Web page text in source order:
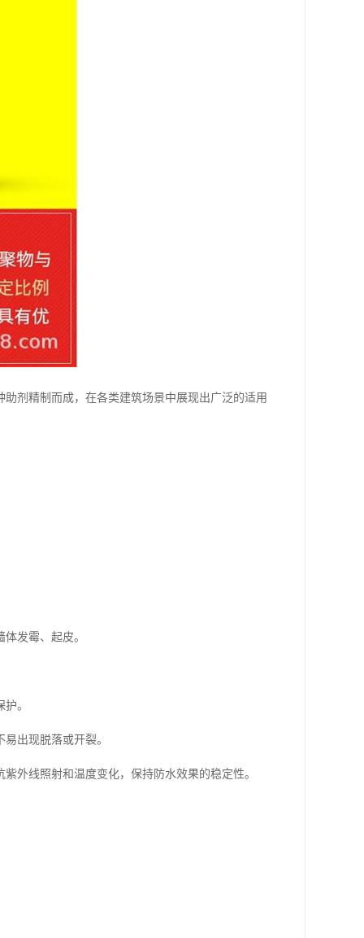
剂精制而成，在各类建筑场景中展现出广泛的适用
发霉、起皮。
。
出现脱落或开裂。
外线照射和温度变化，保持防水效果的稳定性。